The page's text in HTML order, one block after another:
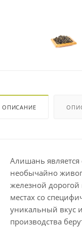
ОПИСАНИЕ
Алишань является
необычайно
железной
местах со
уникальный вкус
производства